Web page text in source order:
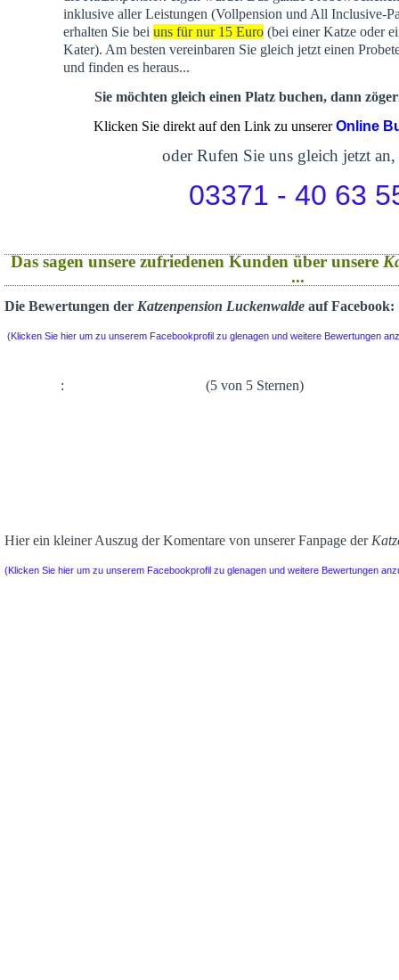
inklusive aller Leistungen (Vollpension und All Inclusive-
erhalten Sie bei uns für nur 15 Euro(bei einer Katze oder
Kater). Am besten vereinbaren Sie gleich jetzt einen
und finden es heraus...
Sie möchten gleich einen Platz buchen, dann
Klicken Sie direkt auf den Link zu unsererOnline
oder Rufen Sie uns gleich jetzt an,
03371 - 40 63
Das sagen unsere zufriedenen Kunden über unsere
...
Die Bewertungen der Katzenpension Luckenwalde auf Facebook:
(Klicken Sie hier um zu unserem Facebookprofil zu glenagen und weitere Bewertungen
: (5 von 5 Sternen)
Hier ein kleiner Auszug der Komentare von unserer Fanpage der
(Klicken Sie hier um zu unserem Facebookprofil zu glenagen und weitere Bewertungen